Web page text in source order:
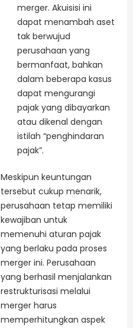
merger. Akuisisi ini
dapat menambah aset
tak berwujud
perusahaan yang
bermanfaat, bahkan
dalam beberapa kasus
dapat mengurangi
pajak yang dibayarkan
atau dikenal dengan
istilah “penghindaran
pajak”.
Meskipun keuntungan
tersebut cukup menarik,
perusahaan tetap memiliki
kewajiban untuk
memenuhi aturan pajak
yang berlaku pada proses
merger ini. Perusahaan
yang berhasil menjalankan
restrukturisasi melalui
merger harus
memperhitungkan aspek